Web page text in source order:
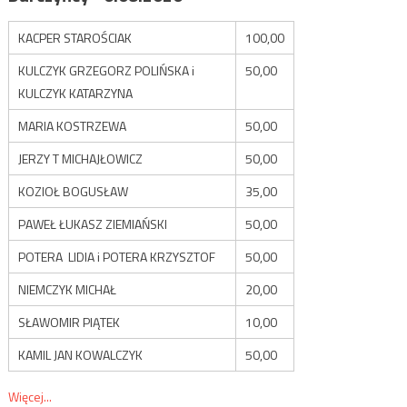
KACPER STAROŚCIAK
100,00
KULCZYK GRZEGORZ POLIŃSKA i
KULCZYK KATARZYNA
50,00
MARIA KOSTRZEWA
50,00
JERZY T MICHAJŁOWICZ
50,00
KOZIOŁ BOGUSŁAW
35,00
PAWEŁ ŁUKASZ ZIEMIAŃSKI
50,00
POTERA LIDIA i POTERA KRZYSZTOF
50,00
NIEMCZYK MICHAŁ
20,00
SŁAWOMIR PIĄTEK
10,00
KAMIL JAN KOWALCZYK
50,00
Więcej...